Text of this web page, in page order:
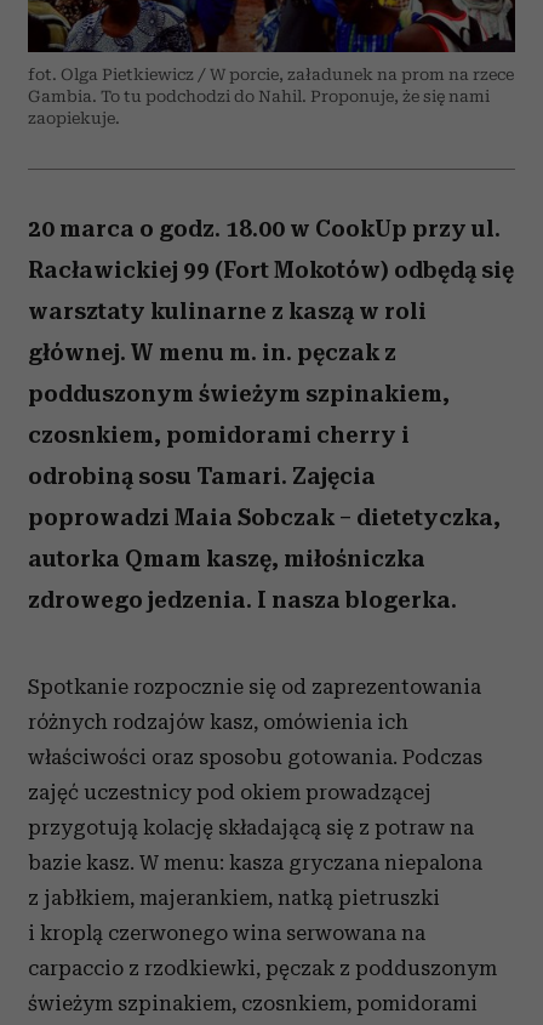
fot. Olga Pietkiewicz / W porcie, załadunek na prom na rzece
Gambia. To tu podchodzi do Nahil. Proponuje, że się nami
zaopiekuje.
20 marca o godz. 18.00 w CookUp przy ul.
Racławickiej 99 (Fort Mokotów) odbędą się
warsztaty kulinarne z kaszą w roli
głównej. W menu m. in. pęczak z
podduszonym świeżym szpinakiem,
czosnkiem, pomidorami cherry i
odrobiną sosu Tamari. Zajęcia
poprowadzi Maia Sobczak – dietetyczka,
autorka Qmam kaszę, miłośniczka
zdrowego jedzenia. I nasza blogerka.
Spotkanie rozpocznie się od zaprezentowania
różnych rodzajów kasz, omówienia ich
właściwości oraz sposobu gotowania. Podczas
zajęć uczestnicy pod okiem prowadzącej
przygotują kolację składającą się z potraw na
bazie kasz. W menu: kasza gryczana niepalona
z jabłkiem, majerankiem, natką pietruszki
i kroplą czerwonego wina serwowana na
carpaccio z rzodkiewki, pęczak z podduszonym
świeżym szpinakiem, czosnkiem, pomidorami